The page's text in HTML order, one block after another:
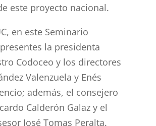
este proyecto nacional.
en este Seminario
la presidenta
Codoceo y los directores
Valenzuela y Enés
además, el consejero
Calderón Galaz y el
José Tomas Peralta.